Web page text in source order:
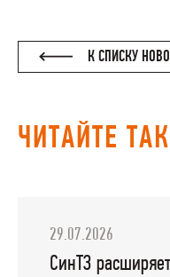
К СПИСКУ
ЧИТАЙТЕ
29.07.2026
СинТЗ